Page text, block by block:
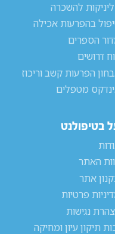
להשכרה
בהפרעות אכילה
הספרים
דרושים
הפרעות קשב וריכוז
מטפלים
בטיפולנט
האתר
אתר
פרטיות
נגישות
תיקון עיון ומחיקה